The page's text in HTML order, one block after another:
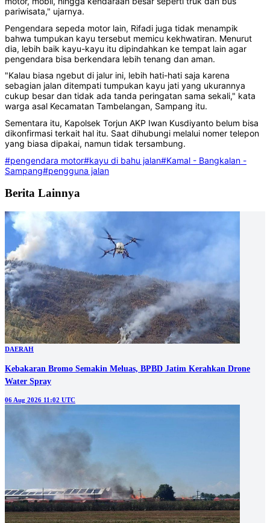
pariwisata," ujarnya.
Pengendara sepeda motor lain, Rifadi juga tidak menampik
bahwa tumpukan kayu tersebut memicu kekhwatiran. Menurut
dia, lebih baik kayu-kayu itu dipindahkan ke tempat lain agar
pengendara bisa berkendara lebih tenang dan aman.
"Kalau biasa ngebut di jalur ini, lebih hati-hati saja karena
sebagian jalan ditempati tumpukan kayu jati yang ukurannya
cukup besar dan tidak ada tanda peringatan sama sekali," kata
warga asal Kecamatan Tambelangan, Sampang itu.
Sementara itu, Kapolsek Torjun AKP Iwan Kusdiyanto belum bisa
dikonfirmasi terkait hal itu. Saat dihubungi melalui nomer telepon
yang biasa dipakai, namun tidak tersambung.
#pengendara motor#kayu di bahu jalan#Kamal - Bangkalan -
Sampang#pengguna jalan
Berita Lainnya
DAERAH
Kebakaran Bromo Semakin Meluas, BPBD Jatim Kerahkan Drone
Water Spray
06 Aug 2026 11:02 UTC